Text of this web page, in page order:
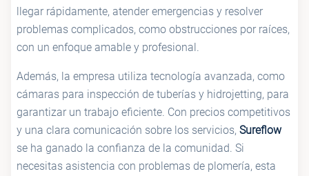
llegar rápidamente, atender emergencias y resolver
problemas complicados, como obstrucciones por raíces,
con un enfoque amable y profesional.
Además, la empresa utiliza tecnología avanzada, como
cámaras para inspección de tuberías y hidrojetting, para
garantizar un trabajo eficiente. Con precios competitivos
y una clara comunicación sobre los servicios, Sureflow
se ha ganado la confianza de la comunidad. Si
necesitas asistencia con problemas de plomería, esta